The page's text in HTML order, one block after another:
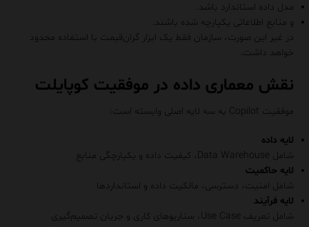
مدل داده استاندارد باشد.
و منابع اطلاعاتی یکپارچه شده باشند.
در غیر این صورت، سازمان فقط یک ابزار گران‌قیمت با استفاده محدود
خواهد داشت.
نقش معماری داده در موفقیت کوپایلت
موفقیت Copilot به سه لایه اصلی وابسته است:
لایه داده
شامل Data Warehouse، کیفیت داده و یکپارچگی منابع
لایه حاکمیت
شامل امنیت، دسترسی، مالکیت داده و استانداردها
لایه فرآیند
شامل تعریف Use Case، سناریوهای کاری و جریان تصمیم‌گیری